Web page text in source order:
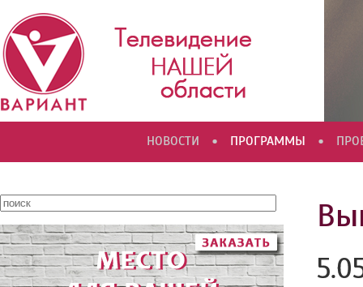
НОВОСТИ • ПРОГРАММЫ •